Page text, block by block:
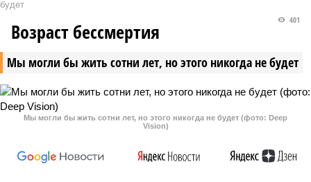
будет
Мы могли бы жить сотни лет, но этого никогда не будет
401
Возраст бессмертия
Мы могли бы жить сотни лет, но этого никогда не будет (фото: Deep
Vision)